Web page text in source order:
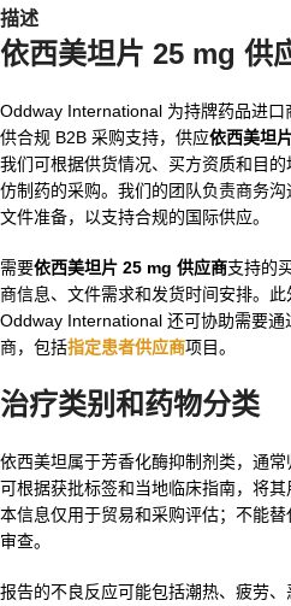
描述
依西美坦片 25 mg 供
Oddway International 为持牌药品进
供合规 B2B 采购支持，供应依西美坦
我们可根据供货情况、买方资质和目
仿制药的采购。我们的团队负责商务
文件准备，以支持合规的国际供应。
需要依西美坦片 25 mg 供应商支持的
商信息、文件需求和发货时间安排。此
Oddway International 还可协助需要
商，包括指定患者供应商项目。
治疗类别和药物分类
依西美坦属于芳香化酶抑制剂类，通
可根据获批标签和当地临床指南，将其
本信息仅用于贸易和采购评估；不能
审查。
报告的不良反应可能包括潮热、疲劳